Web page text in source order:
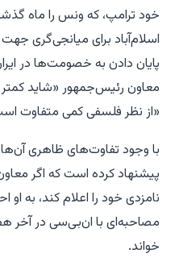
خود ترامپ، که ونس را ماه
اسلام‌آباد برای میانجی‌گری جهت
پایان دادن به خصومت‌ها در
معاون رئیس‌جمهور «شاید
«از نظر فلسفی کمی متفاوت
با وجود تفاوت‌های ظاهری آن‌ها
نامزدی خود را اعلام کند، به
مصاحبه‌ای با ان‌بی‌سی در آخر
خواند.